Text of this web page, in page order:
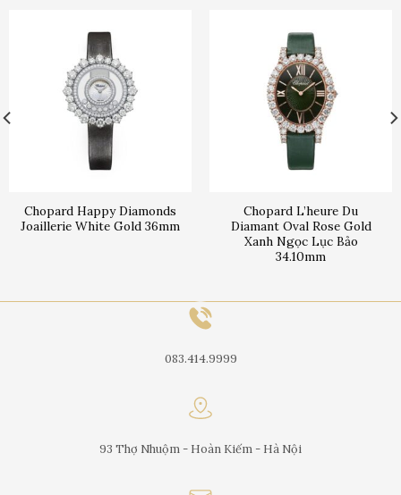
Chopard Happy Diamonds
Joaillerie White Gold 36mm
Chopard L’heure Du
Diamant Oval Rose Gold
Xanh Ngọc Lục Bảo
34.10mm
083.414.9999
93 Thợ Nhuộm - Hoàn Kiếm - Hà Nội